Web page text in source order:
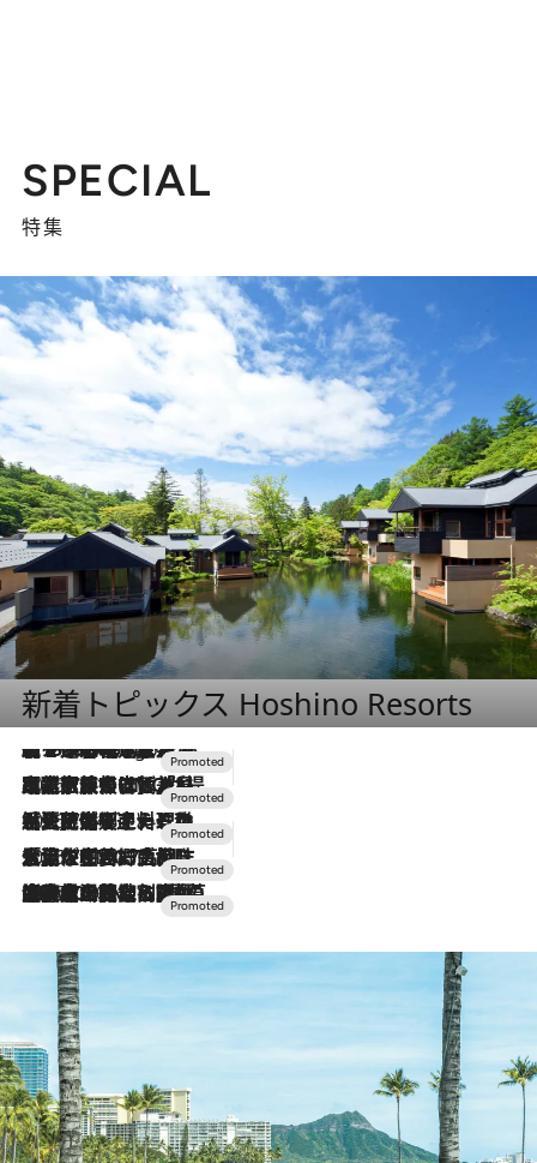
SPECIAL
特集
新着トピックス Hoshino Resorts
6 Hours Ago
【トンボの足水浴】ヒノキの香りに包まれて涼感マックス！約13℃の湧水かけ流しを避暑地「星野温泉 トンボの湯」で体験
2026.7.31
【ホテル帰省】という選択肢をOMOが提案。家族とほどよい距離を保つには「昼は実家、夜は気兼ねなくホテルで！」
2026.7.24
【夏限定ディナーコース】旬を迎える稚鮎や花ズッキーニなどをイタリア・トスカーナの郷土料理の手法で満喫！
2026.7.17
「土佐和ハーブかき氷」がOMO7高知に登場！生姜、山椒、大葉など目にも舌にも涼を呼ぶ郷土の味
2026.7.10
NEW OPEN！【界 草津】名湯の地に誕生。趣の異なる2種の温泉と上州ならではの会席・蕎麦割烹など美食を味わう究極の癒やし旅